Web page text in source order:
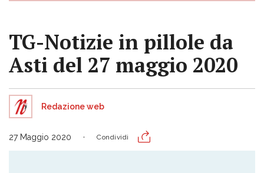
TG-Notizie in pillole da
Asti del 27 maggio 2020
Redazione web
27 Maggio 2020 Condividi